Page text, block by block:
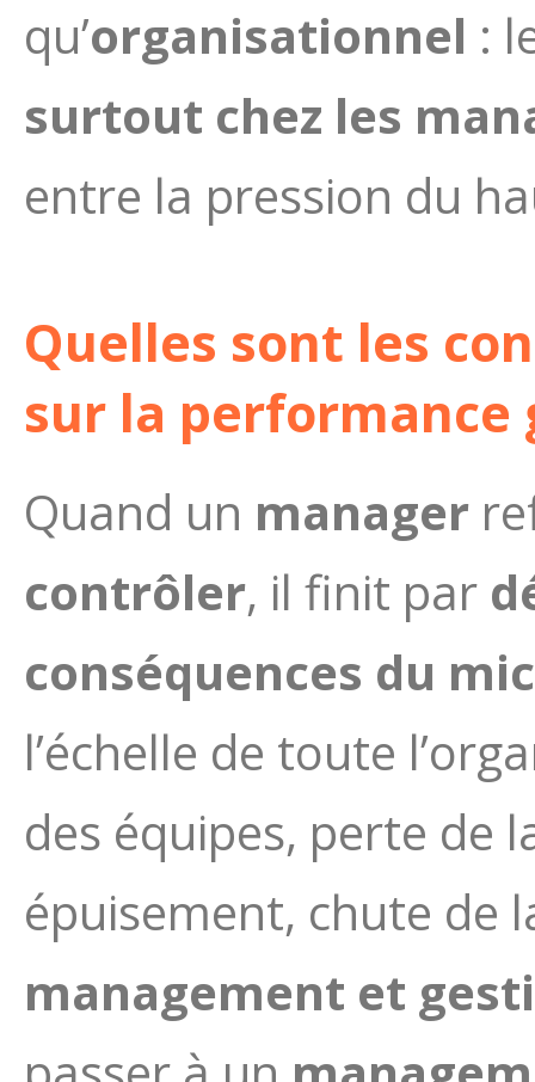
qu’organisationnel :
surtout chez les
entre la pression du
Quelles sont les
sur la performance
Quand un manager
contrôler, il finit par
conséquences du
l’échelle de toute
des équipes, perte de
épuisement, chute de
management et